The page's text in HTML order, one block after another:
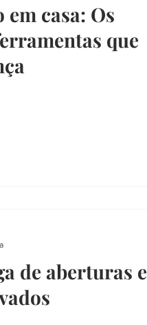
casa: Os
que
de aberturas e